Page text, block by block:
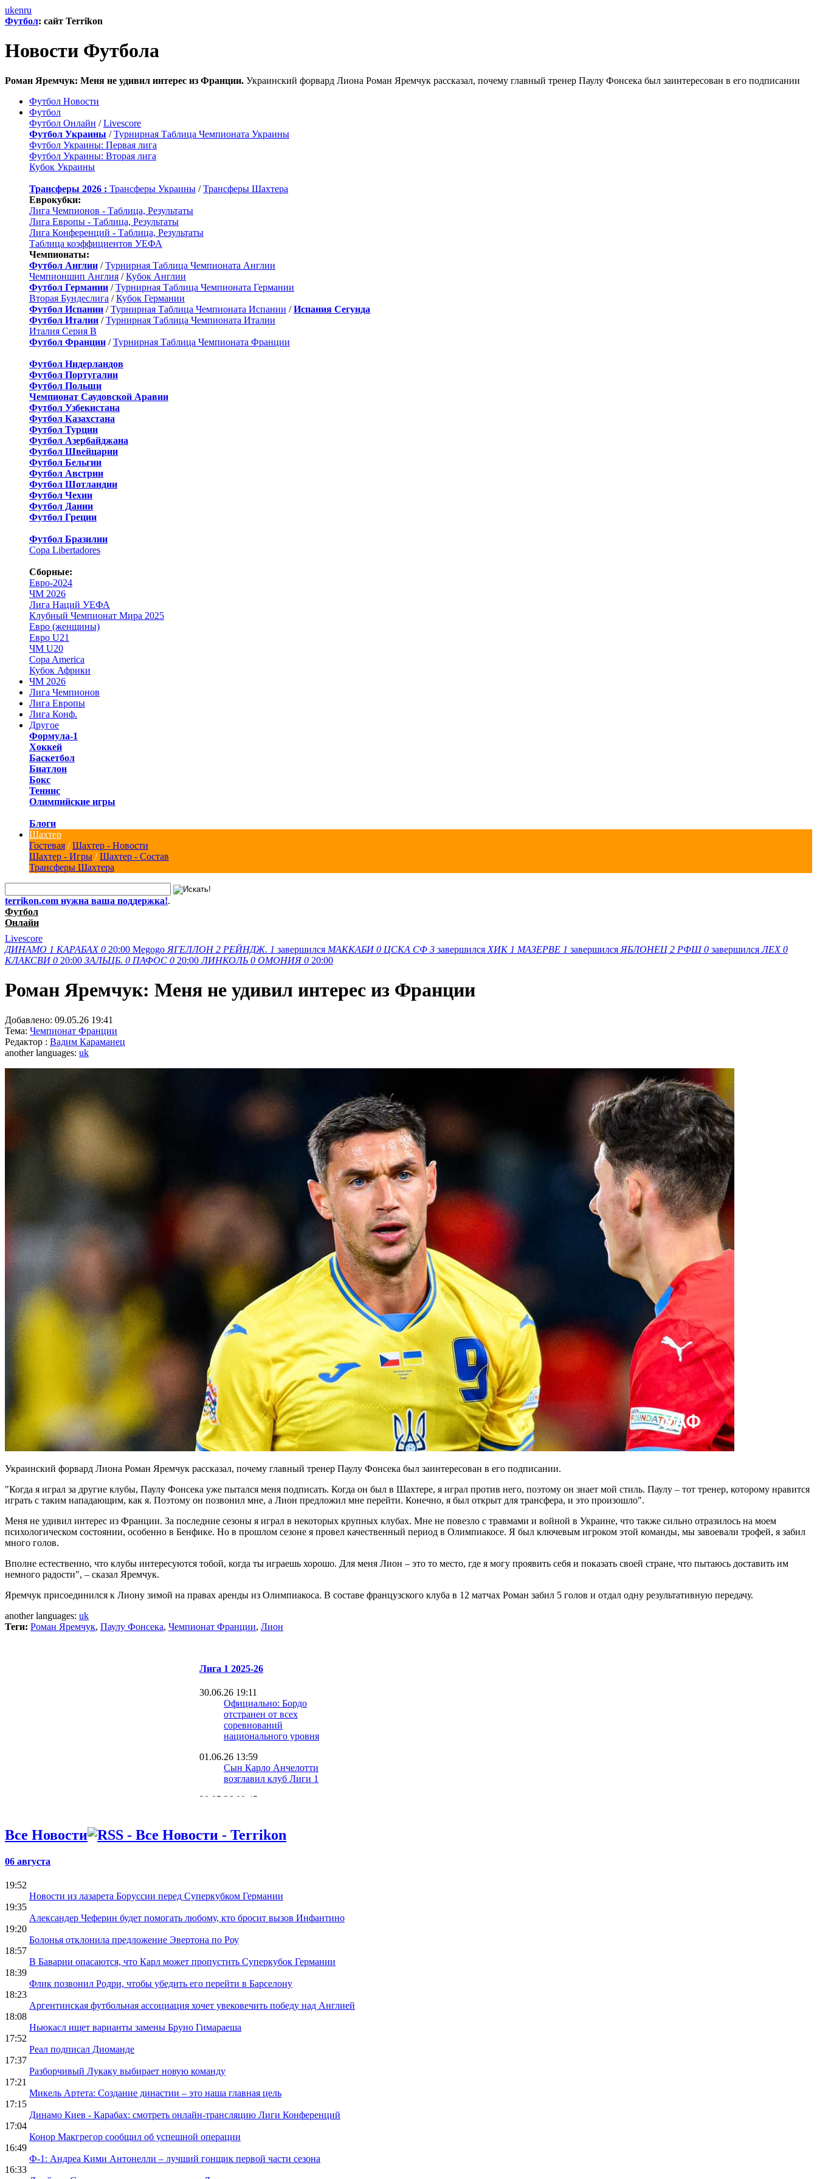
ukenru
Футбол: сайт Terrikon
Новости Футбола
Роман Яремчук: Меня не удивил интерес из Франции. Украинский форвард Лиона Роман Яремчук рассказал, почему главный тренер Паулу Фонсека был заинтересован в его подписании
Футбол Новости
Футбол
Футбол Онлайн /Livescore
Футбол Украины /Турнирная Таблица Чемпионата Украины
Футбол Украины: Первая лига
Футбол Украины: Вторая лига
Кубок Украины
Трансферы 2026 : Трансферы Украины /Трансферы Шахтера
Еврокубки:
Лига Чемпионов - Таблица, Результаты
Лига Европы - Таблица, Результаты
Лига Конференций - Таблица, Результаты
Таблица коэффициентов УЕФА
Чемпионаты:
Футбол Англии /Турнирная Таблица Чемпионата Англии
Чемпионшип Англия /Кубок Англии
Футбол Германии /Турнирная Таблица Чемпионата Германии
Вторая Бундеслига /Кубок Германии
Футбол Испании /Турнирная Таблица Чемпионата Испании /Испания Сегунда
Футбол Италии /Турнирная Таблица Чемпионата Италии
Италия Серия B
Футбол Франции /Турнирная Таблица Чемпионата Франции
Футбол Нидерландов
Футбол Португалии
Футбол Польши
Чемпионат Саудовской Аравии
Футбол Узбекистана
Футбол Казахстана
Футбол Турции
Футбол Азербайджана
Футбол Швейцарии
Футбол Бельгии
Футбол Австрии
Футбол Шотландии
Футбол Чехии
Футбол Дании
Футбол Греции
Футбол Бразилии
Copa Libertadores
Сборные:
Евро-2024
ЧМ 2026
Лига Наций УЕФА
Клубный Чемпионат Мира 2025
Евро (женщины)
Евро U21
ЧМ U20
Copa America
Кубок Африки
ЧМ 2026
Лига Чемпионов
Лига Европы
Лига Конф.
Другое
Формула-1
Хоккей
Баскетбол
Биатлон
Бокс
Теннис
Олимпийские игры
Блоги
Шахтер
Гостевая /Шахтер - Новости
Шахтер - Игры /Шахтер - Состав
Трансферы Шахтера
terrikon.com нужна ваша поддержка!.
Футбол
Онлайн
Livescore
ДИНАМО 1 КАРАБАХ 0 20:00 Megogo ЯГЕЛЛОН 2 РЕЙНДЖ. 1 завершился МАККАБИ 0 ЦСКА СФ 3 завершился ХИК 1 МАЗЕРВЕ 1 завершился ЯБЛОНЕЦ 2 РФШ 0 завершилсяЛЕХ 0
КЛАКСВИ 0 20:00 ЗАЛЬЦБ. 0 ПАФОС 0 20:00 ЛИНКОЛЬ 0 ОМОНИЯ 0 20:00
Роман Яремчук: Меня не удивил интерес из Франции
Добавлено: 09.05.26 19:41
Тема: Чемпионат Франции
Редактор : Вадим Караманец
another languages: uk
Украинский форвард Лиона Роман Яремчук рассказал, почему главный тренер Паулу Фонсека был заинтересован в его подписании.
"Когда я играл за другие клубы, Паулу Фонсека уже пытался меня подписать. Когда он был в Шахтере, я играл против него, поэтому он знает мой стиль. Паулу – тот тренер, которому нравится
играть с таким нападающим, как я. Поэтому он позвонил мне, а Лион предложил мне перейти. Конечно, я был открыт для трансфера, и это произошло".
Меня не удивил интерес из Франции. За последние сезоны я играл в некоторых крупных клубах. Мне не повезло с травмами и войной в Украине, что также сильно отразилось на моем
психологическом состоянии, особенно в Бенфике. Но в прошлом сезоне я провел качественный период в Олимпиакосе. Я был ключевым игроком этой команды, мы завоевали трофей, я забил
много голов.
Вполне естественно, что клубы интересуются тобой, когда ты играешь хорошо. Для меня Лион – это то место, где я могу проявить себя и показать своей стране, что пытаюсь доставить им
немного радости", – сказал Яремчук.
Яремчук присоединился к Лиону зимой на правах аренды из Олимпиакоса. В составе французского клуба в 12 матчах Роман забил 5 голов и отдал одну результативную передачу.
another languages: uk
Теги: Роман Яремчук, Паулу Фонсека, Чемпионат Франции, Лион
Лига 1 2025-26
30.06.26 19:11
Официально: Бордо
отстранен от всех
соревнований
национального уровня
01.06.26 13:59
Сын Карло Анчелотти
возглавил клуб Лиги 1
30.05.26 00:45
прописку в Лиге 1
Эхо кубкового финала: Ланс
для Ренна и Монако
Все Новости
06 августа
19:52
Новости из лазарета Боруссии перед Суперкубком Германии
19:35
Александер Чеферин будет помогать любому, кто бросит вызов Инфантино
19:20
Болонья отклонила предложение Эвертона по Роу
18:57
В Баварии опасаются, что Карл может пропустить Суперкубок Германии
18:39
Флик позвонил Родри, чтобы убедить его перейти в Барселону
18:23
Аргентинская футбольная ассоциация хочет увековечить победу над Англией
18:08
Ньюкасл ищет варианты замены Бруно Гимараеша
17:52
Реал подписал Диоманде
17:37
Разборчивый Лукаку выбирает новую команду
17:21
Микель Артета: Создание династии – это наша главная цель
17:15
Динамо Киев - Карабах: смотреть онлайн-трансляцию Лиги Конференций
17:04
Конор Макгрегор сообщил об успешной операции
16:49
Ф-1: Андреа Кими Антонелли – лучший гонщик первой части сезона
16:33